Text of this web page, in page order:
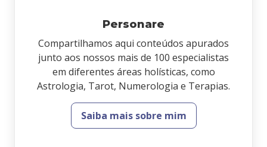
Personare
Compartilhamos aqui conteúdos apurados
junto aos nossos mais de 100 especialistas
em diferentes áreas holísticas, como
Astrologia, Tarot, Numerologia e Terapias.
Saiba mais sobre mim